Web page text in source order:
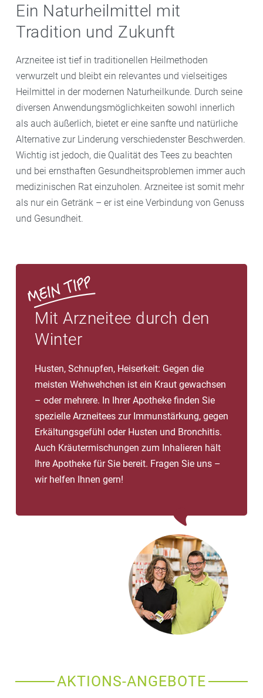
Ein Naturheilmittel mit
Tradition und Zukunft
Arzneitee ist tief in traditionellen Heilmethoden
verwurzelt und bleibt ein relevantes und vielseitiges
Heilmittel in der modernen Naturheilkunde. Durch seine
diversen Anwendungsmöglichkeiten sowohl innerlich
als auch äußerlich, bietet er eine sanfte und natürliche
Alternative zur Linderung verschiedenster Beschwerden.
Wichtig ist jedoch, die Qualität des Tees zu beachten
und bei ernsthaften Gesundheitsproblemen immer auch
medizinischen Rat einzuholen. Arzneitee ist somit mehr
als nur ein Getränk – er ist eine Verbindung von Genuss
und Gesundheit.
Mit Arzneitee durch den
Winter
Husten, Schnupfen, Heiserkeit: Gegen die
meisten Wehwehchen ist ein Kraut gewachsen
– oder mehrere. In Ihrer Apotheke finden Sie
spezielle Arzneitees zur Immunstärkung, gegen
Erkältungsgefühl oder Husten und Bronchitis.
Auch Kräutermischungen zum Inhalieren hält
Ihre Apotheke für Sie bereit. Fragen Sie uns –
wir helfen Ihnen gern!
AKTIONS-ANGEBOTE